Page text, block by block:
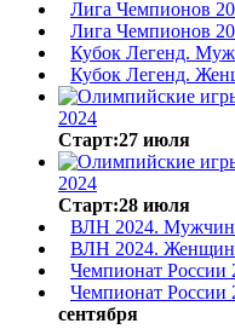
Лига Чемпионов
Лига Чемпионов
Кубок Легенд.
Кубок Легенд.
Старт:27 июля
Старт:28 июля
ВЛН 2024.
ВЛН 2024.
Чемпионат
Чемпионат
сентября